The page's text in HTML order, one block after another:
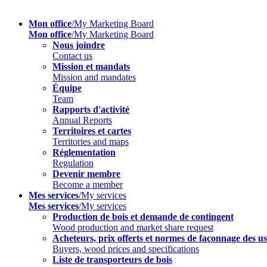
Mon office/My Marketing Board
Mon office/My Marketing Board
Nous joindre
Contact us
Mission et mandats
Mission and mandates
Équipe
Team
Rapports d'activité
Annual Reports
Territoires et cartes
Territories and maps
Réglementation
Regulation
Devenir membre
Become a member
Mes services/My services
Mes services/My services
Production de bois et demande de contingent
Wood production and market share request
Acheteurs, prix offerts et normes de façonnage des
Buyers, wood prices and specifications
Liste de transporteurs de bois